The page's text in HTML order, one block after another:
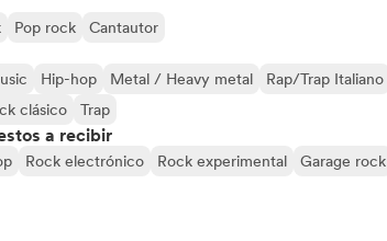
Pop rock Cantautor
Hip-hop Metal / Heavy metal
Rap/Trap Italiano
clásico Trap
a recibir
Rock electrónico Rock experimental
Garage rock